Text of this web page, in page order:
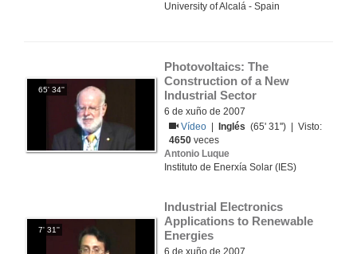
University of Alcalá - Spain
65' 34''
Photovoltaics: The
Construction of a New
Industrial Sector
6 de xuño de 2007
Vídeo
Inglés (65' 31'') | Visto:
4650 veces
Antonio Luque
Instituto de Enerxía Solar (IES)
7' 31''
Industrial Electronics
Applications to Renewable
Energies
6 de xuño de 2007